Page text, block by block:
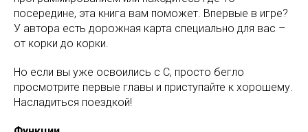
посередине, эта книга вам поможет. Впервые в игре?
У автора есть дорожная карта специально для вас –
от корки до корки.
Но если вы уже освоились с C, просто бегло
просмотрите первые главы и приступайте к хорошему.
Насладиться поездкой!